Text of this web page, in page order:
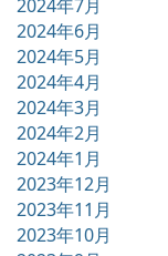
2024年7月
2024年6月
2024年5月
2024年4月
2024年3月
2024年2月
2024年1月
2023年12月
2023年11月
2023年10月